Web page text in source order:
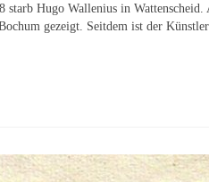
Hugo Wallenius in
gezeigt. Seitdem ist der Künstler